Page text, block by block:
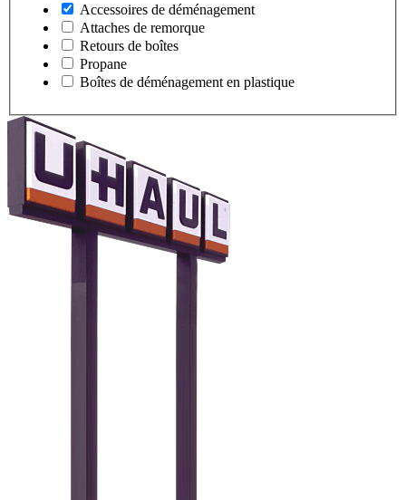
Accessoires de déménagement
Attaches de remorque
Retours de boîtes
Propane
Boîtes de déménagement en plastique